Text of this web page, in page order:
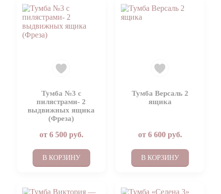
Тумба №3 с
пилястрами- 2
выдвижных ящика
(Фреза)
от 6 500руб.
В КОРЗИНУ
Тумба Версаль 2
ящика
от 6 600руб.
В КОРЗИНУ